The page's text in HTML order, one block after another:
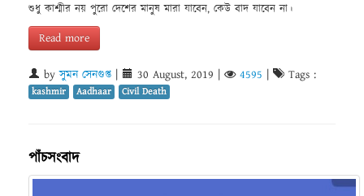
শুধু কাশ্মীর নয় পুরো দেশের মানুষ মারা যাবেন, কেউ বাদ যাবেন না।
Read more
byসুমন সেনগুপ্ত 30 August, 2019 4595 Tags :
kashmir Aadhaar Civil Death
পাঁচসংবাদ